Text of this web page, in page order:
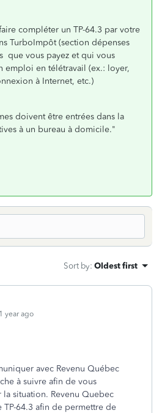
compléter un TP-64.3 par votre
TurboImpôt (section dépenses
que vous payez et qui vous
emploi en télétravail (ex.: loyer,
à Internet, etc.)
doivent être entrées dans la
à un bureau à domicile."
Sort by: Oldest first
year ago
avec Revenu Québec
à suivre afin de vous
situation. Revenu Quebec
64.3 afin de permettre de